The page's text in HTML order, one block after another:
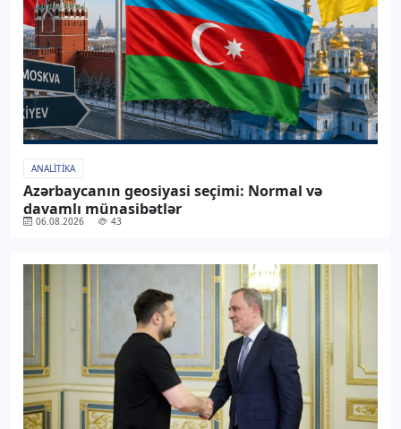
ANALITIKA
Azərbaycanın geosiyasi seçimi: Normal və
davamlı münasibətlər
06.08.2026 43